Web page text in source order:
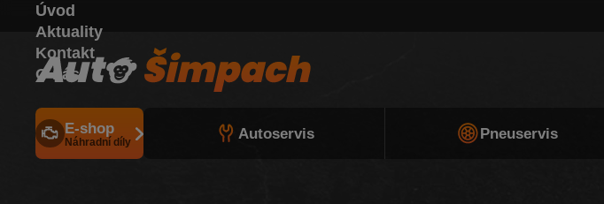
Úvod
Aktuality
Kontakt
O nás
E-shop
Náhradní díly Autoservis Pneuservis